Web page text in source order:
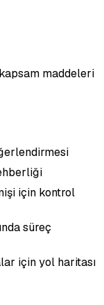
maddeleri
için kontrol
süreç
için yol haritası